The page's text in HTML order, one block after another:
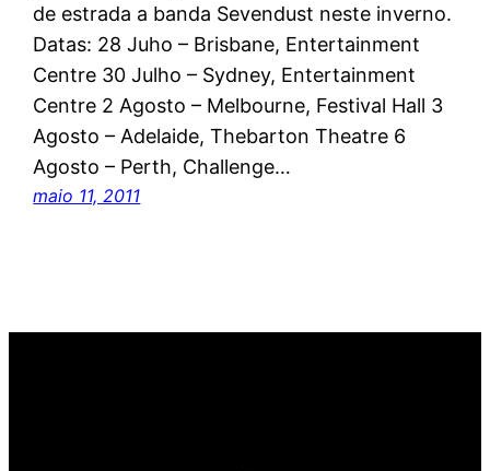
de estrada a banda Sevendust neste inverno.
Datas: 28 Juho – Brisbane, Entertainment
Centre 30 Julho – Sydney, Entertainment
Centre 2 Agosto – Melbourne, Festival Hall 3
Agosto – Adelaide, Thebarton Theatre 6
Agosto – Perth, Challenge…
maio 11, 2011